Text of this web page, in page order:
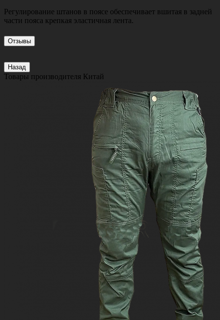
Регулирование штанов в поясе обеспечивает вшитая в задней
части пояса крепкая эластичная лента.
Отзывы
Назад
Товары производителя Китай